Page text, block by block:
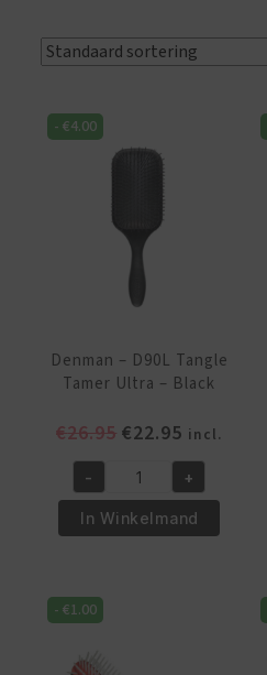
-€4.00
Denman – D90L Tangle
Tamer Ultra – Black
€26.95 Oorspronkelijke
was:
€26.95.
€22.95 Huidige
prijs
is:
€22.95.
incl.
Denman
D90L
Tamer
Ultra
- +
In Winkelmand
-€1.00